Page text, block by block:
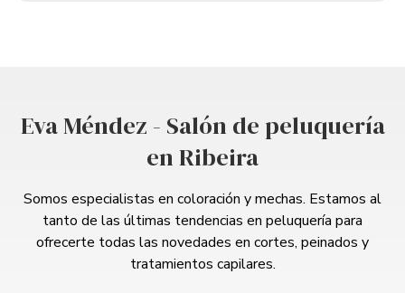
Eva Méndez - Salón de peluquería
en Ribeira
Somos especialistas en coloración y mechas. Estamos al
tanto de las últimas tendencias en peluquería para
ofrecerte todas las novedades en cortes, peinados y
tratamientos capilares.